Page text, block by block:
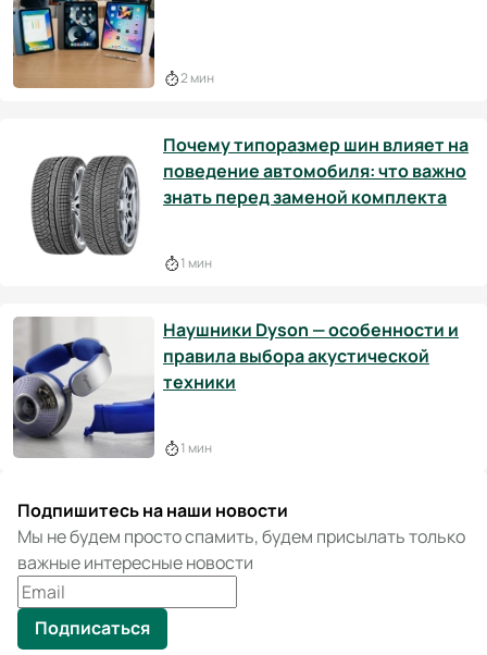
2 мин
Почему типоразмер шин влияет на
поведение автомобиля: что важно
знать перед заменой комплекта
1 мин
Наушники Dyson — особенности и
правила выбора акустической
техники
1 мин
Подпишитесь на наши новости
Мы не будем просто спамить, будем присылать только
важные интересные новости
Подписаться